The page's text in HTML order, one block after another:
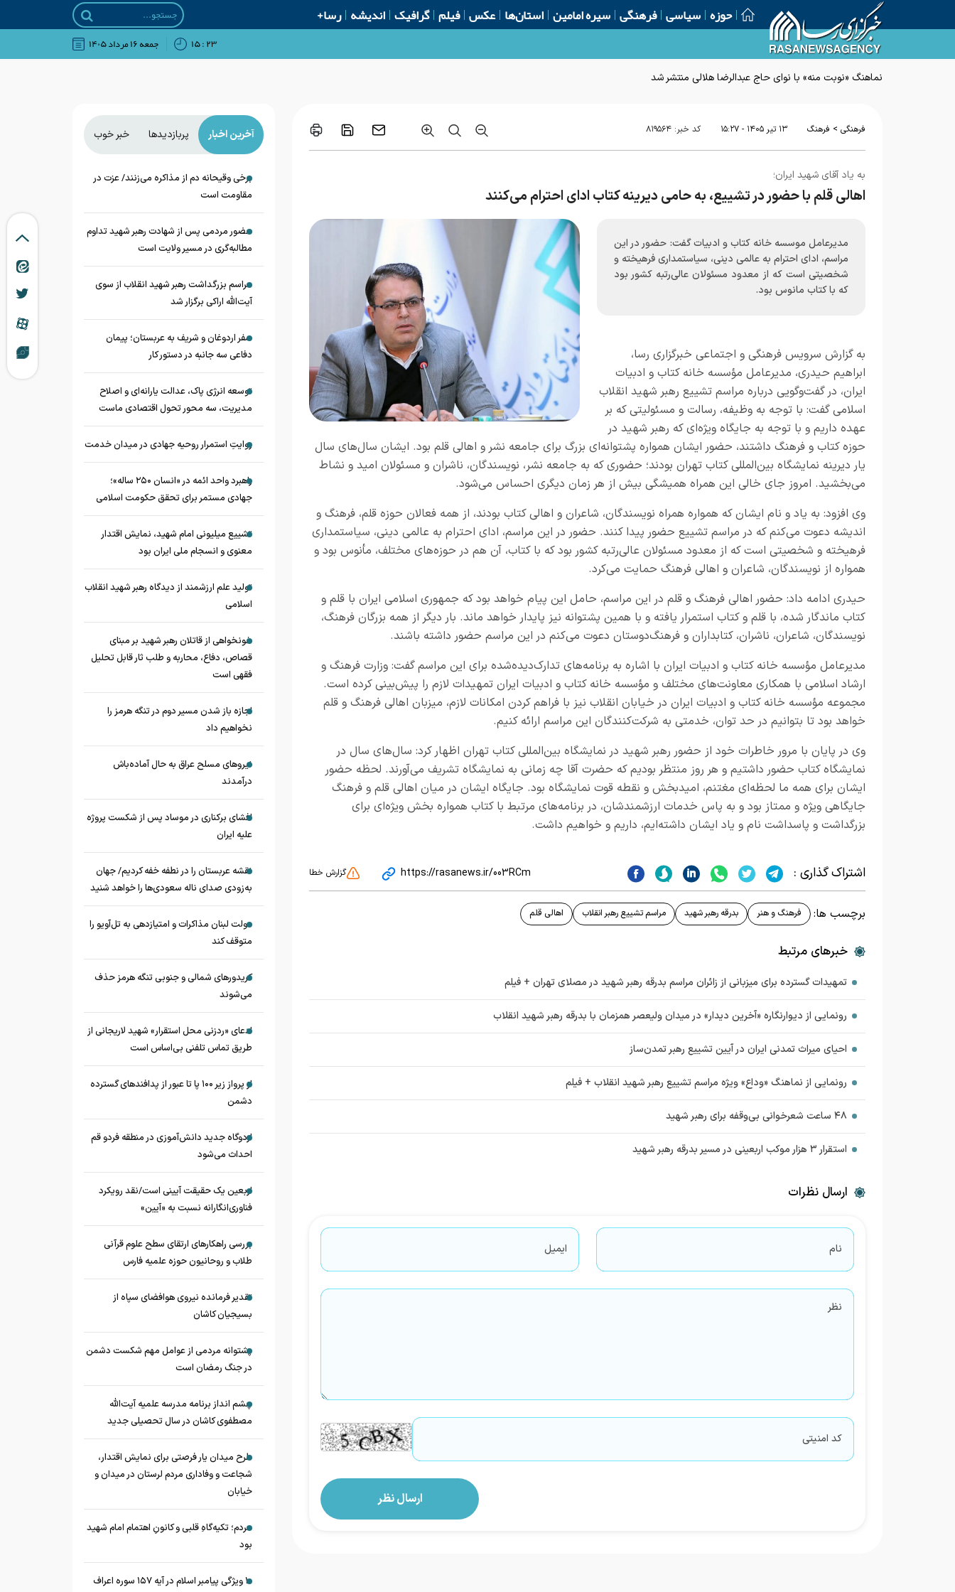
حوزه سیاسی فرهنگی سیره امامین استان‌ها عکس فیلم گرافیک اندیشه رسا+
۲۳ : ۱۵ جمعه ۱۶ مرداد ۱۴۰۵
نماهنگ «نوبت منه» با نوای حاج عبدالرضا هلالی منتشر شد
فرهنگی > فرهنگ ۱۳ تير ۱۴۰۵ - ۱۵:۲۷ کد خبر: ۸۱۹۵۶۴
به یاد آقای شهید ایران؛
اهالی قلم با حضور در تشییع، به حامی دیرینه کتاب ادای احترام می‌کنند
مدیرعامل موسسه خانه کتاب و ادبیات گفت: حضور در این
مراسم، ادای احترام به عالمی دینی، سیاستمداری فرهیخته و
شخصیتی است که از معدود مسئولان عالی‌رتبه کشور بود
که با کتاب مانوس بود.
به گزارش سرویس فرهنگی و اجتماعی خبرگزاری رسا،
ابراهیم حیدری، مدیرعامل مؤسسه خانه کتاب و ادبیات
ایران، در گفت‌وگویی درباره مراسم تشییع رهبر شهید انقلاب
اسلامی گفت: با توجه به وظیفه، رسالت و مسئولیتی که بر
عهده داریم و با توجه به جایگاه ویژه‌ای که رهبر شهید در
حوزه کتاب و فرهنگ داشتند، حضور ایشان همواره پشتوانه‌ای بزرگ برای جامعه نشر و اهالی قلم بود. ایشان سال‌های سال
یار دیرینه نمایشگاه بین‌المللی کتاب تهران بودند؛ حضوری که به جامعه نشر، نویسندگان، ناشران و مسئولان امید و نشاط
می‌بخشید. امروز جای خالی این همراه همیشگی بیش از هر زمان دیگری احساس می‌شود.
وی افزود: به یاد و نام ایشان که همواره همراه نویسندگان، شاعران و اهالی کتاب بودند، از همه فعالان حوزه قلم، فرهنگ و
اندیشه دعوت می‌کنم که در مراسم تشییع حضور پیدا کنند. حضور در این مراسم، ادای احترام به عالمی دینی، سیاستمداری
فرهیخته و شخصیتی است که از معدود مسئولان عالی‌رتبه کشور بود که با کتاب، آن هم در حوزه‌های مختلف، مأنوس بود و
همواره از نویسندگان، شاعران و اهالی فرهنگ حمایت می‌کرد.
حیدری ادامه داد: حضور اهالی فرهنگ و قلم در این مراسم، حامل این پیام خواهد بود که جمهوری اسلامی ایران با قلم و
کتاب ماندگار شده، با قلم و کتاب استمرار یافته و با همین پشتوانه نیز پایدار خواهد ماند. بار دیگر از همه بزرگان فرهنگ،
نویسندگان، شاعران، ناشران، کتابداران و فرهنگ‌دوستان دعوت می‌کنم در این مراسم حضور داشته باشند.
مدیرعامل مؤسسه خانه کتاب و ادبیات ایران با اشاره به برنامه‌های تدارک‌دیده‌شده برای این مراسم گفت: وزارت فرهنگ و
ارشاد اسلامی با همکاری معاونت‌های مختلف و مؤسسه خانه کتاب و ادبیات ایران تمهیدات لازم را پیش‌بینی کرده است.
مجموعه مؤسسه خانه کتاب و ادبیات ایران در خیابان انقلاب نیز با فراهم کردن امکانات لازم، میزبان اهالی فرهنگ و قلم
خواهد بود تا بتوانیم در حد توان، خدمتی به شرکت‌کنندگان این مراسم ارائه کنیم.
وی در پایان با مرور خاطرات خود از حضور رهبر شهید در نمایشگاه بین‌المللی کتاب تهران اظهار کرد: سال‌های سال در
نمایشگاه کتاب حضور داشتیم و هر روز منتظر بودیم که حضرت آقا چه زمانی به نمایشگاه تشریف می‌آورند. لحظه حضور
ایشان برای همه ما لحظه‌ای مغتنم، امیدبخش و نقطه قوت نمایشگاه بود. جایگاه ایشان در میان اهالی قلم و فرهنگ
جایگاهی ویژه و ممتاز بود و به پاس خدمات ارزشمندشان، در برنامه‌های مرتبط با کتاب همواره بخش ویژه‌ای برای
بزرگداشت و پاسداشت نام و یاد ایشان داشته‌ایم، داریم و خواهیم داشت.
اشتراک گذاری : https://rasanews.ir/003RCm گزارش خطا
برچسب ها: فرهنگ و هنر بدرقه رهبر شهید مراسم تشییع رهبر انقلاب اهالی قلم
خبرهای مرتبط
تمهیدات گسترده برای میزبانی از زائران مراسم بدرقه رهبر شهید در مصلای تهران + فیلم
رونمایی از دیوارنگاره «آخرین دیدار» در میدان ولیعصر همزمان با بدرقه رهبر شهید انقلاب
احیای میراث تمدنی ایران در آیین تشییع رهبر تمدن‌ساز
رونمایی از نماهنگ «وداع» ویژه مراسم تشییع رهبر شهید انقلاب + فیلم
۴۸ ساعت شعرخوانی بی‌وقفه برای رهبر شهید
استقرار ۳ هزار موکب اربعینی در مسیر بدرقه رهبر شهید
ارسال نظرات
آخرین اخبار پربازدیدها خبر خوب
برخی وقیحانه دم از مذاکره می‌زنند/ عزت در
مقاومت است
حضور مردمی پس از شهادت رهبر شهید تداوم
مطالبه‌گری در مسیر ولایت است
مراسم بزرگداشت رهبر شهید انقلاب از سوی
آیت‌الله اراکی برگزار شد
سفر اردوغان و شریف به عربستان؛ پیمان
دفاعی سه جانبه در دستور کار
توسعه انرژی پاک، عدالت یارانه‌ای و اصلاح
مدیریت، سه محور تحول اقتصادی ماست
روایتِ استمرار روحیه جهادی در میدان خدمت
راهبرد واحد ائمه در «انسان ۲۵۰ ساله»؛
جهادی مستمر برای تحقق حکومت اسلامی
تشییع میلیونی امام شهید، نمایش اقتدار
معنوی و انسجام ملی ایران بود
تولید علم ارزشمند از دیدگاه رهبر شهید انقلاب
اسلامی
خونخواهی از قاتلان رهبر شهید بر مبنای
قصاص، دفاع، محاربه و طلب ثار قابل تحلیل
فقهی است
اجازه باز شدن مسیر دوم در تنگه هرمز را
نخواهیم داد
نیروهای مسلح عراق به حال آماده‌باش
درآمدند
افشای برکناری در موساد پس از شکست پروژه
علیه ایران
نقشه عربستان را در نطفه خفه کردیم/ جهان
به‌زودی صدای ناله سعودی‌ها را خواهد شنید
دولت لبنان مذاکرات و امتیازدهی به تل‌آویو را
متوقف کند
کریدورهای شمالی و جنوبی تنگه هرمز حذف
می‌شوند
ادعای «ردزنی محل استقرار» شهید لاریجانی از
طریق تماس تلفنی بی‌اساس است
از پرواز زیر ۱۰۰ پا تا عبور از پدافند‌های گسترده
دشمن
اردوگاه جدید دانش‌آموزی در منطقه فردو قم
احداث می‌شود
اربعین یک حقیقت آیینی است/نقد رویکرد
فناوری‌انگارانه نسبت به «آیین»
بررسی راهکارهای ارتقای سطح علوم قرآنی
طلاب و روحانیون حوزه علمیه فارس
تقدیر فرمانده نیروی هوافضای سپاه از
بسیجیان کاشان
پشتوانه مردمی از عوامل مهم شکست دشمن
در جنگ رمضان است
چشم‌ انداز برنامه مدرسه علمیه آیت‌الله
مصطفوی کاشان در سال تحصیلی جدید
طرح میدان یار فرصتی برای نمایش اقتدار،
شجاعت و وفاداری مردم لرستان در میدان و
خیابان
مردم؛ تکیه‌گاهِ قلبی و کانونِ اهتمام امام شهید
بود
۱۰ ویژگی پیامبر اسلام در آیه ۱۵۷ سوره اعراف